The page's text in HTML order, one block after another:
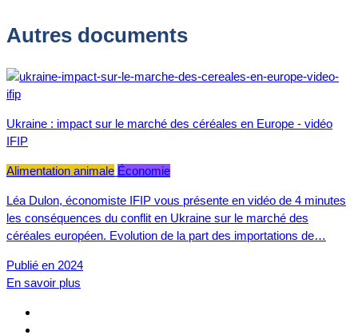
Autres documents
Ukraine : impact sur le marché des céréales en Europe - vidéo
IFIP
Alimentation animale Économie
Léa Dulon, économiste IFIP vous présente en vidéo de 4 minutes
les conséquences du conflit en Ukraine sur le marché des
céréales européen. Evolution de la part des importations de…
Publié en 2024
En savoir plus